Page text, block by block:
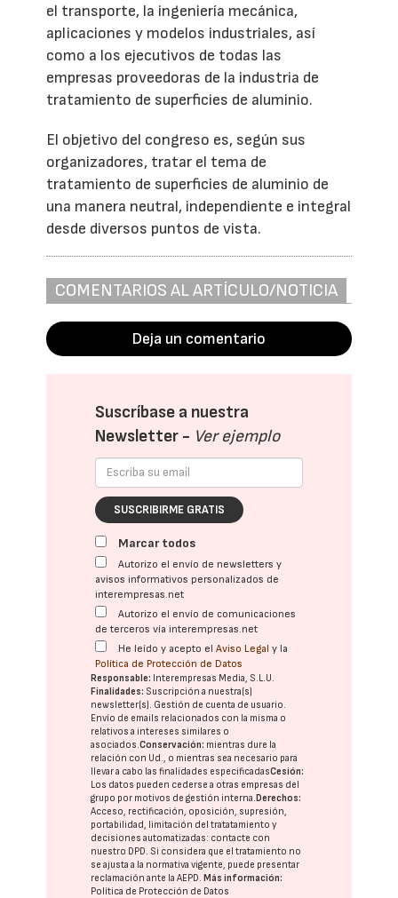
el transporte, la ingeniería mecánica,
aplicaciones y modelos industriales, así
como a los ejecutivos de todas las
empresas proveedoras de la industria de
tratamiento de superficies de aluminio.
El objetivo del congreso es, según sus
organizadores, tratar el tema de
tratamiento de superficies de aluminio de
una manera neutral, independiente e integral
desde diversos puntos de vista.
COMENTARIOS AL ARTÍCULO/NOTICIA
Deja un comentario
Suscríbase a nuestra
Newsletter - Ver ejemplo
SUSCRIBIRME GRATIS
Marcar todos
Autorizo el envío de newsletters y
avisos informativos personalizados de
interempresas.net
Autorizo el envío de comunicaciones
de terceros vía interempresas.net
He leído y acepto elAviso Legal y la
Política de Protección de Datos
Responsable: Interempresas Media, S.L.U.
Finalidades: Suscripción a nuestra(s)
newsletter(s). Gestión de cuenta de usuario.
Envío de emails relacionados con la misma o
relativos a intereses similares o
asociados.Conservación: mientras dure la
relación con Ud., o mientras sea necesario para
llevar a cabo las finalidades especificadasCesión:
Los datos pueden cederse a otras empresas del
grupo por motivos de gestión interna.Derechos:
Acceso, rectificación, oposición, supresión,
portabilidad, limitación del tratatamiento y
decisiones automatizadas: contacte con
nuestro DPD. Si considera que el tratamiento no
se ajusta a la normativa vigente, puede presentar
reclamación ante laAEPD.Más información:
Política de Protección de Datos